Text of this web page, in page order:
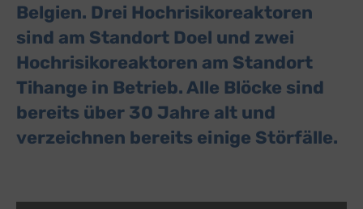
Belgien. Drei Hochrisikoreaktoren
sind am Standort Doel und zwei
Hochrisikoreaktoren am Standort
Tihange in Betrieb. Alle Blöcke sind
bereits über 30 Jahre alt und
verzeichnen bereits einige Störfälle.